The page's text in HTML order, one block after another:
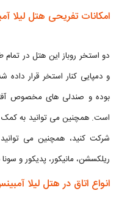
امکانات تفریحی هتل لیلا
دو استخر روباز این هتل در
و دمپایی کنار استخر قرار
بوده و صندلی های مخصوص
است. همچنین می توانید به
شرکت کنید، همچنین می
ریلکسشن، مانیکور، پدیکور و
انواع اتاق در هتل لیلا